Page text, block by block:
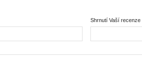
Shrnutí Vaší recenze